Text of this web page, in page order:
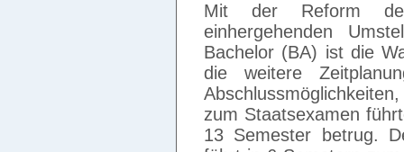
Mit der Reform
einhergehenden
Bachelor (BA) ist die
die weitere
zum Staatsexamen
13 Semester betrug.